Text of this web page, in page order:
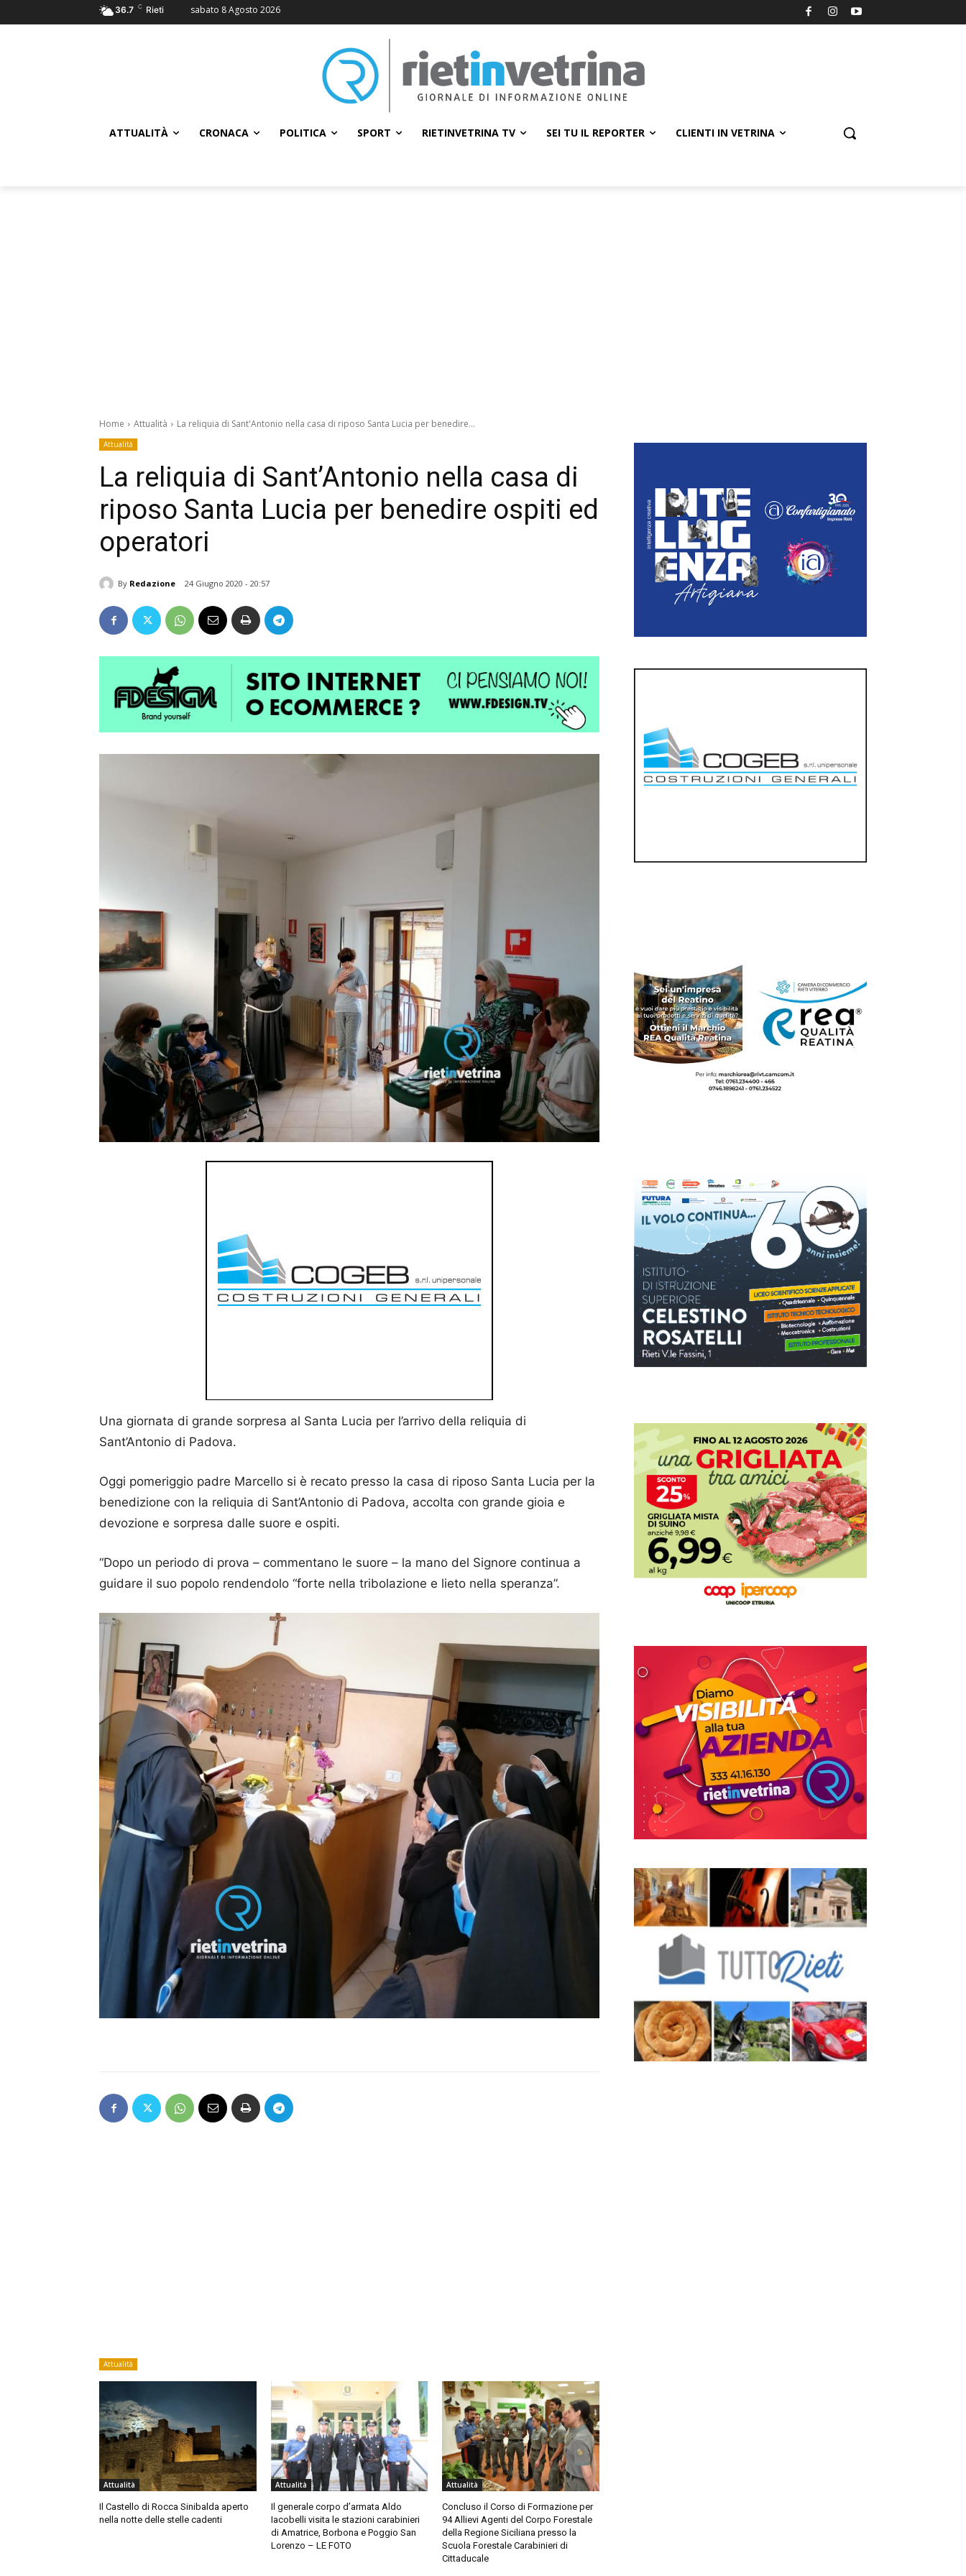
36.7 C Rieti sabato 8 Agosto 2026
ATTUALITÀ CRONACA POLITICA SPORT RIETINVETRINA TV SEI TU IL REPORTER CLIENTI IN VETRINA
Home Attualità La reliquia di Sant'Antonio nella casa di riposo Santa Lucia per benedire...
Attualità
La reliquia di Sant’Antonio nella casa di
riposo Santa Lucia per benedire ospiti ed
operatori
By Redazione 24 Giugno 2020 - 20:57
Una giornata di grande sorpresa al Santa Lucia per l’arrivo della reliquia di
Sant’Antonio di Padova.
Oggi pomeriggio padre Marcello si è recato presso la casa di riposo Santa Lucia per la
benedizione con la reliquia di Sant’Antonio di Padova, accolta con grande gioia e
devozione e sorpresa dalle suore e ospiti.
“Dopo un periodo di prova – commentano le suore – la mano del Signore continua a
guidare il suo popolo rendendolo “forte nella tribolazione e lieto nella speranza”.
Attualità
Attualità
Il Castello di Rocca Sinibalda aperto
nella notte delle stelle cadenti
Attualità
Il generale corpo d’armata Aldo
Iacobelli visita le stazioni carabinieri
di Amatrice, Borbona e Poggio San
Lorenzo – LE FOTO
Attualità
Concluso il Corso di Formazione per
94 Allievi Agenti del Corpo Forestale
della Regione Siciliana presso la
Scuola Forestale Carabinieri di
Cittaducale